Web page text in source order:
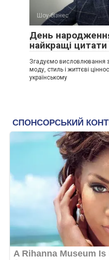
Шоу-бізнес
День
найкращі
Згадуємо висловлювання
моду, стиль і життєві
українському